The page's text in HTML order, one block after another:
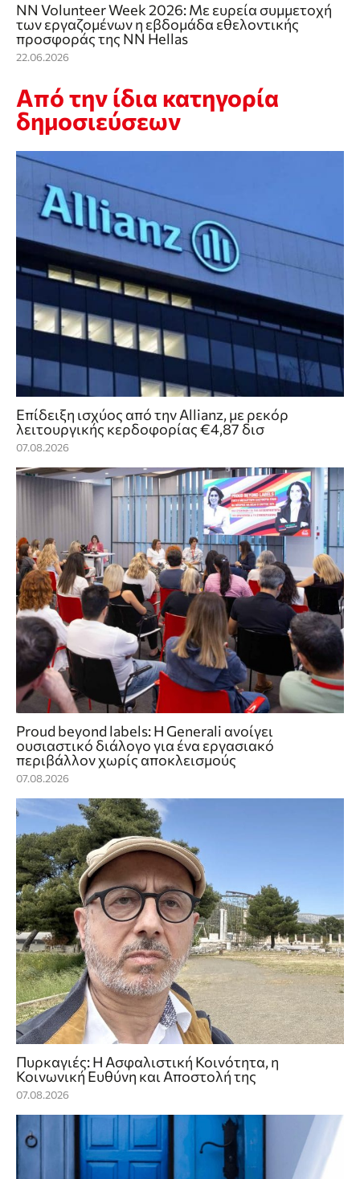
NN Volunteer Week 2026: Με ευρεία συμμετοχή
των εργαζομένων η εβδομάδα εθελοντικής
προσφοράς της NN Hellas
22.06.2026
Από την ίδια κατηγορία
δημοσιεύσεων
Επίδειξη ισχύος από την Allianz, με ρεκόρ
λειτουργικής κερδοφορίας €4,87 δισ
07.08.2026
Proud beyond labels: Η Generali ανοίγει
ουσιαστικό διάλογο για ένα εργασιακό
περιβάλλον χωρίς αποκλεισμούς
07.08.2026
Πυρκαγιές: Η Ασφαλιστική Κοινότητα, η
Κοινωνική Ευθύνη και Αποστολή της
07.08.2026